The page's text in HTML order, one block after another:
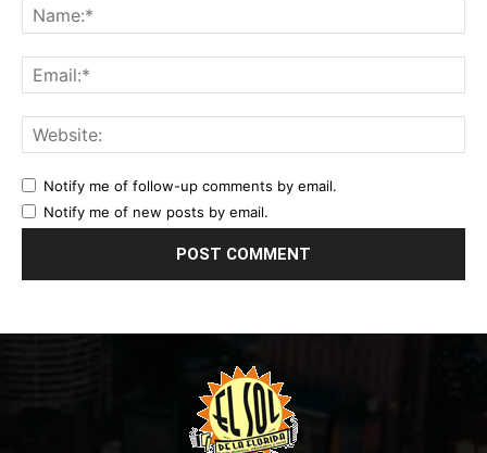
Notify me of follow-up comments by email.
Notify me of new posts by email.